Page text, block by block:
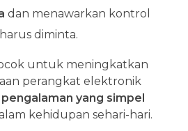
dan menawarkan kontrol
diminta.
untuk meningkatkan
perangkat elektronik
pengalaman yang simpel
kehidupan sehari-hari.